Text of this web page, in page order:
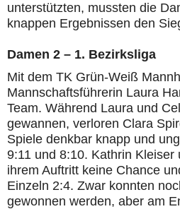
unterstützten, mussten die
knappen Ergebnissen den
Damen 2 – 1. Bezirksliga
Mit dem TK Grün-Weiß
Mannschaftsführerin Laura
Team. Während Laura und
gewannen, verloren Clara
Spiele denkbar knapp und
9:11 und 8:10. Kathrin
ihrem Auftritt keine Chance
Einzeln 2:4. Zwar konnten
gewonnen werden, aber am